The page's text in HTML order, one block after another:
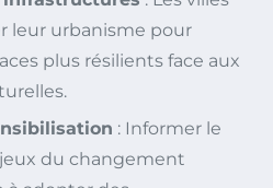
leur urbanisme pour
plus résilients face aux
: Informer le
du changement